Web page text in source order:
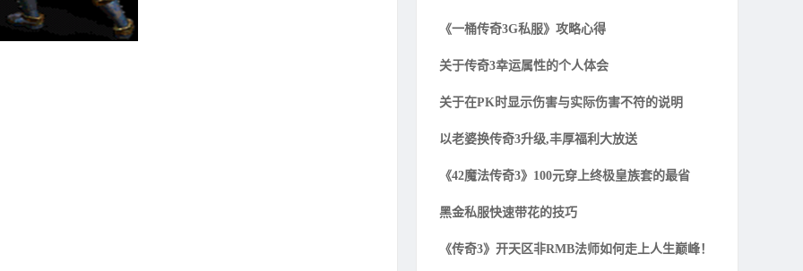
《一桶传奇3G私服》攻略心得
关于传奇3幸运属性的个人体会
关于在PK时显示伤害与实际伤害不符的说明
以老婆换传奇3升级,丰厚福利大放送
《42魔法传奇3》100元穿上终极皇族套的最省
黑金私服快速带花的技巧
《传奇3》开天区非RMB法师如何走上人生巅峰！